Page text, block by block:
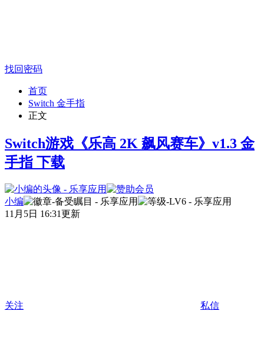
找回密码
首页
Switch 金手指
正文
Switch游戏《乐高 2K 飙风赛车》v1.3 金
手指 下载
小编
11月5日 16:31更新
关注 私信